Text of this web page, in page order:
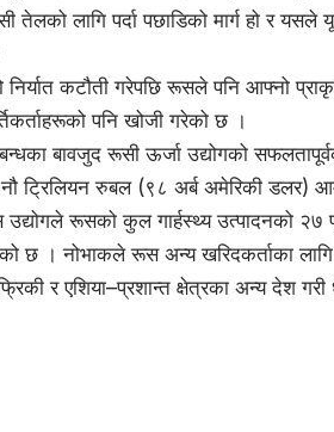
लागि पर्दा पछाडिको मार्ग हो र यसले
कटौती गरेपछि रूसले पनि आफ्नो
पनि खोजी गरेको छ ।
बावजुद रूसी ऊर्जा उद्योगको
ट्रिलियन रुबल (९८ अर्ब अमेरिकी डलर)
उद्योगले रूसको कुल गार्हस्थ्य उत्पादनको
छ । नोभाकले रूस अन्य खरिदकर्ताका
र एशिया–प्रशान्त क्षेत्रका अन्य देश